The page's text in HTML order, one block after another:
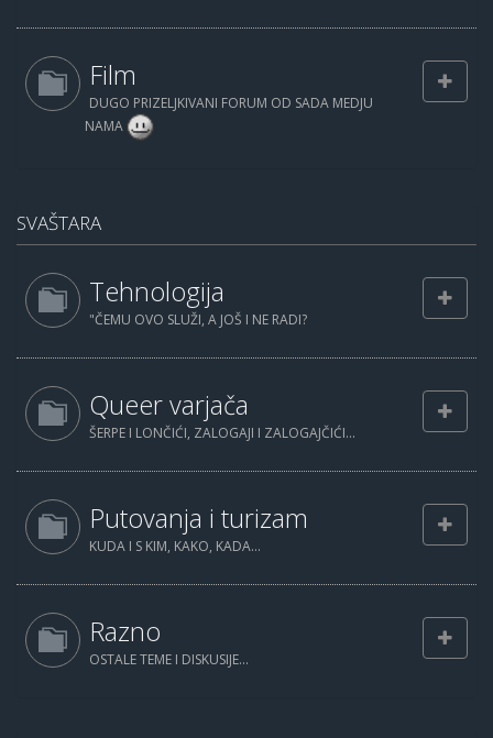
Film
DUGO PRIZELJKIVANI FORUM OD SADA MEDJU
NAMA
SVAŠTARA
Tehnologija
"ČEMU OVO SLUŽI, A JOŠ I NE RADI?
Queer varjača
ŠERPE I LONČIĆI, ZALOGAJI I ZALOGAJČIĆI...
Putovanja i turizam
KUDA I S KIM, KAKO, KADA...
Razno
OSTALE TEME I DISKUSIJE...